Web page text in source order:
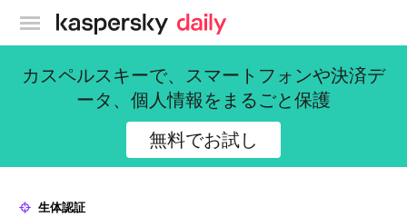
カスペルスキー公式ブログ
カスペルスキーで、スマートフォンや決済デ
ータ、個人情報をまるごと保護
無料でお試し
生体認証